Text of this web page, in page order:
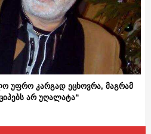
უფრო კარგად ეცხოვრა, მაგრამ
არ უღალატა“